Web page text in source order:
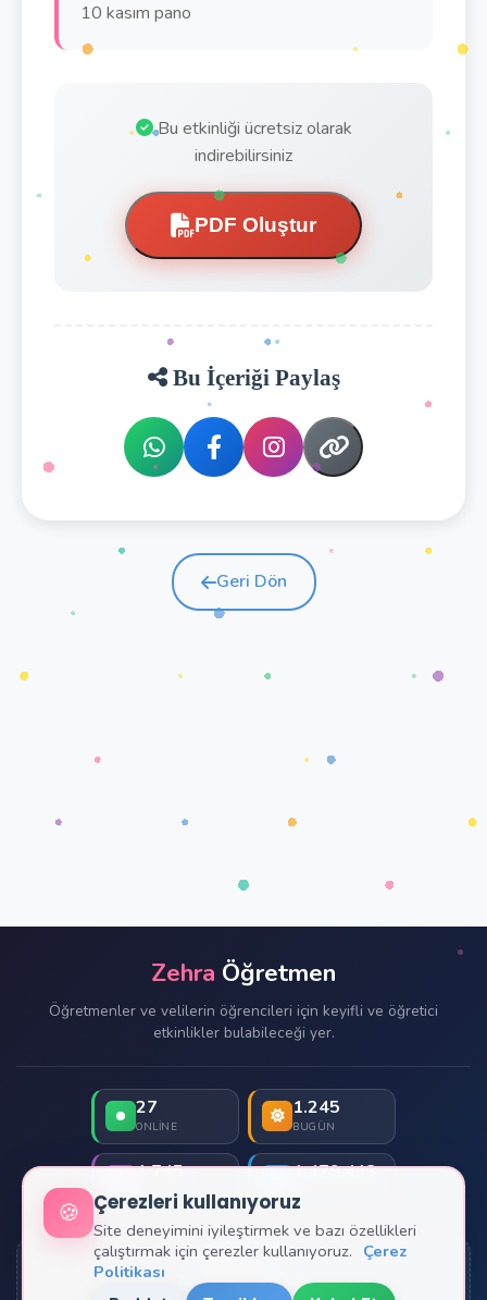
10 kasım pano
Bu etkinliği ücretsiz olarak
indirebilirsiniz
PDF Oluştur
Bu İçeriği Paylaş
Geri Dön
Zehra Öğretmen
Öğretmenler ve velilerin öğrencileri için keyifli ve öğretici
etkinlikler bulabileceği yer.
27
ONLINE
1.245
BUGÜN
1.745 1.479.413
🍪 Çerezleri kullanıyoruz
Site deneyimini iyileştirmek ve bazı özellikleri
çalıştırmak için çerezler kullanıyoruz. Çerez
Politikası